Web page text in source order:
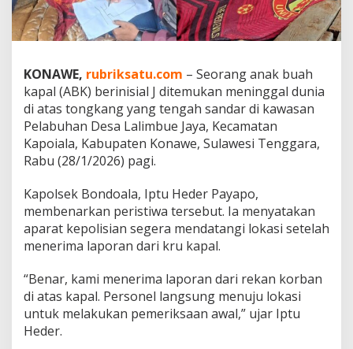
a
0
2
t
e
m
u
a
a
k
e
r
y
a
a
KONAWE, rubriksatu.com – Seorang anak buah
kapal (ABK) berinisial J ditemukan meninggal dunia
di atas tongkang yang tengah sandar di kawasan
Pelabuhan Desa Lalimbue Jaya, Kecamatan
Kapoiala, Kabupaten Konawe, Sulawesi Tenggara,
Rabu (28/1/2026) pagi.
Kapolsek Bondoala, Iptu Heder Payapo,
membenarkan peristiwa tersebut. Ia menyatakan
aparat kepolisian segera mendatangi lokasi setelah
menerima laporan dari kru kapal.
“Benar, kami menerima laporan dari rekan korban
di atas kapal. Personel langsung menuju lokasi
untuk melakukan pemeriksaan awal,” ujar Iptu
Heder.